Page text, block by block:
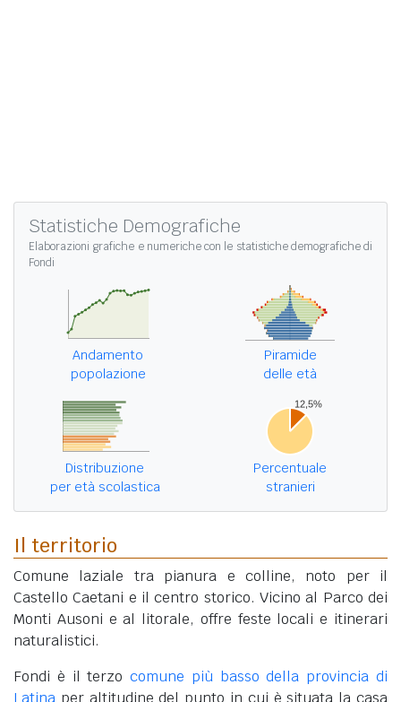
Statistiche Demografiche
Elaborazioni grafiche e numeriche con le statistiche demografiche di
Fondi
Andamento
popolazione
Piramide
delle età
Distribuzione
per età scolastica
Percentuale
stranieri
Il territorio
Comune laziale tra pianura e colline, noto per il
Castello Caetani e il centro storico. Vicino al Parco dei
Monti Ausoni e al litorale, offre feste locali e itinerari
naturalistici.
Fondi è il terzocomune più basso della provincia di